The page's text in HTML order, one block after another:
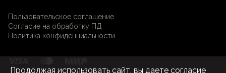
Пользовательское соглашение
Согласие на обработку ПД
Политика конфиденциальности
Продолжая использовать сайт, вы даете согласие